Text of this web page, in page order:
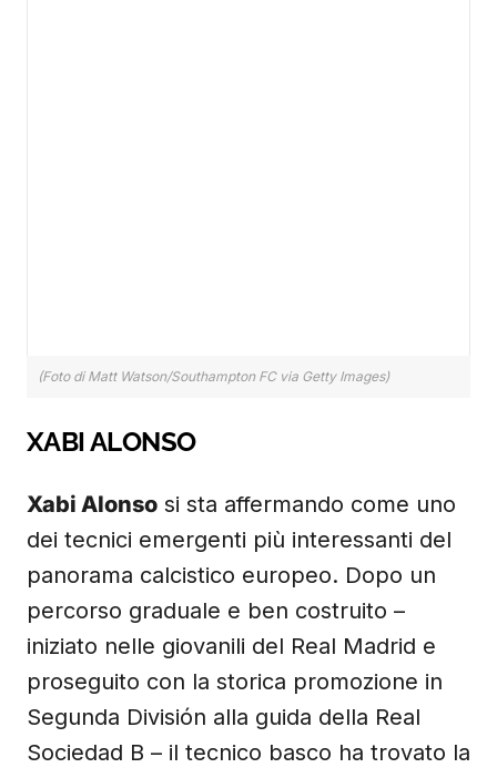
(Foto di Matt Watson/Southampton FC via Getty Images)
XABI ALONSO
Xabi Alonso si sta affermando come uno
dei tecnici emergenti più interessanti del
panorama calcistico europeo. Dopo un
percorso graduale e ben costruito –
iniziato nelle giovanili del Real Madrid e
proseguito con la storica promozione in
Segunda División alla guida della Real
Sociedad B – il tecnico basco ha trovato la